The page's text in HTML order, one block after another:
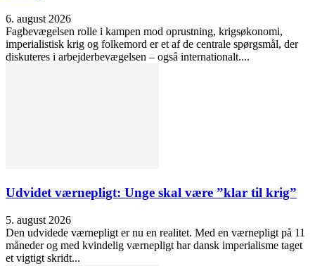
6. august 2026
Fagbevægelsen rolle i kampen mod oprustning, krigsøkonomi,
imperialistisk krig og folkemord er et af de centrale spørgsmål, der
diskuteres i arbejderbevægelsen – også internationalt....
Udvidet værnepligt: Unge skal være ”klar til krig”
5. august 2026
Den udvidede værnepligt er nu en realitet. Med en værnepligt på 11
måneder og med kvindelig værnepligt har dansk imperialisme taget
et vigtigt skridt...